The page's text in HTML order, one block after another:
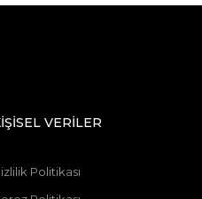
VERİLER
Politikası